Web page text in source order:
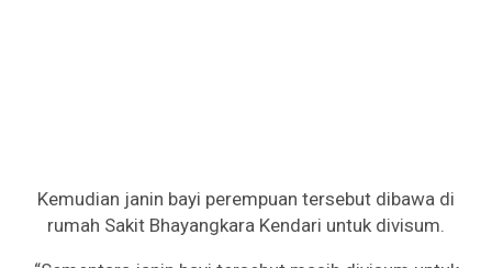
Kemudian janin bayi perempuan tersebut dibawa di
rumah Sakit Bhayangkara Kendari untuk divisum.